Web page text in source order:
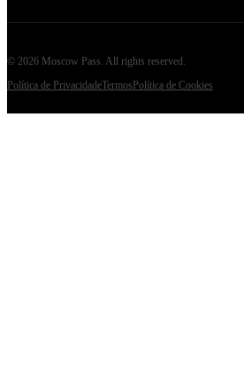
© 2026 Moscow Pass. All rights reserved.
Política de PrivacidadeTermos Política de Cookies